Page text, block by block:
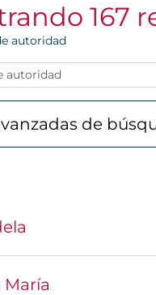
167
autoridad
de
María